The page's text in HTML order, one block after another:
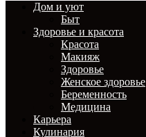
Дом и уют
Быт
Здоровье и красота
Красота
Макияж
Здоровье
Женское здоровье
Беременность
Медицина
Карьера
Кулинария